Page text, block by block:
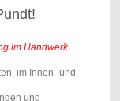
im Handwerk
im Innen- und
und